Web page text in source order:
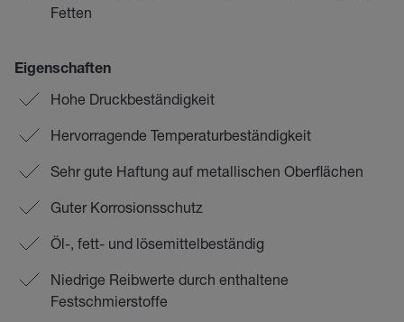
Fetten
Eigenschaften
Hohe Druckbeständigkeit
Hervorragende Temperaturbeständigkeit
Sehr gute Haftung auf metallischen Oberflächen
Guter Korrosionsschutz
Öl-, fett- und lösemittelbeständig
Niedrige Reibwerte durch enthaltene
Festschmierstoffe